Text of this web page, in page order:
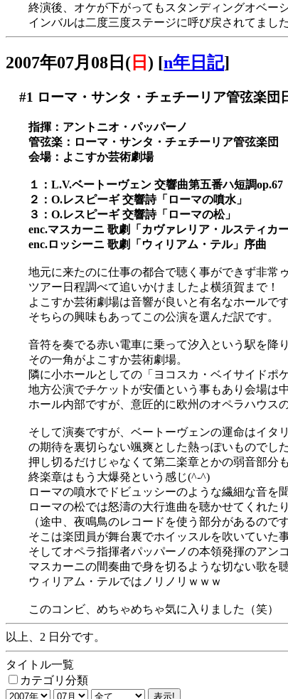
終演後、オケが下がってもスタンディングオベー
インバルは二度三度ステージに呼び戻されてまし
2007年07月08日( 日 ) [n年日記]
#1 ローマ・サンタ・チェチーリア管弦楽団
指揮：アントニオ・パッパーノ
管弦楽：ローマ・サンタ・チェチーリア管弦楽団
会場：よこすか芸術劇場
１：L.V.ベートーヴェン 交響曲第五番ハ短調op.67
２：O.レスピーギ 交響詩「ローマの噴水」
３：O.レスピーギ 交響詩「ローマの松」
enc.マスカーニ 歌劇「カヴァレリア・ルスティカ
enc.ロッシーニ 歌劇「ウィリアム・テル」序曲
地元に来たのに仕事の都合で聴く事ができず非常
ツアー日程調べて追いかけましたよ横須賀まで！
よこすか芸術劇場は音響が良いと有名なホールで
そちらの興味もあってこの公演を選んだ訳です。
音符を奏でる赤い電車に乗って汐入という駅を降
その一角がよこすか芸術劇場。
隣に小ホールとしての「ヨコスカ・ベイサイドポ
地方公演でチケットが安価という事もあり会場は
ホール内部ですが、意匠的に欧州のオペラハウス
そして演奏ですが、ベートーヴェンの運命はイタ
の期待を裏切らない颯爽とした熱っぽいものでし
押し切るだけじゃなくて第二楽章とかの弱音部分
終楽章はもう大爆発という感じ(^-^)
ローマの噴水でドビュッシーのような繊細な音を
ローマの松では怒濤の大行進曲を聴かせてくれた
（途中、夜鳴鳥のレコードを使う部分があるので
そこは楽団員が舞台裏でホイッスルを吹いていた
そしてオペラ指揮者パッパーノの本領発揮のアンコ
マスカーニの間奏曲で身を切るような切ない歌を
ウィリアム・テルではノリノリｗｗｗ
このコンビ、めちゃめちゃ気に入りました（笑）
以上、2 日分です。
タイトル一覧
カテゴリ分類